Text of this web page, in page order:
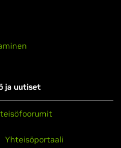
ja uutiset
Yhteisöportaali